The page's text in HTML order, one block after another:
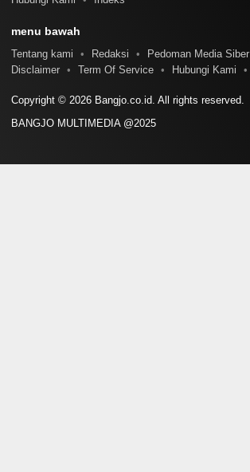
menu bawah
Tentang kami Redaksi Pedoman Media Siber
Disclaimer
Term Of Service Hubungi Kami
Copyright © 2026 Bangjo.co.id. All rights reserved.
BANGJO MULTIMEDIA @2025